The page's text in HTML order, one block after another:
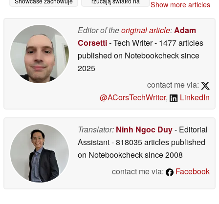
20/05/2026
Show more articles
Editor of theoriginal article:Adam
Corsetti- Tech Writer- 1477 articles
published on Notebookchecksince
2025
contact me via:
@ACorsTechWriter, LinkedIn
Translator: Ninh Ngoc Duy- Editorial
Assistant- 818035 articles published
on Notebookchecksince 2008
contact me via:
Facebook